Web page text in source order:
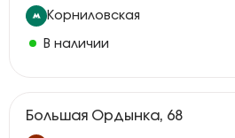
Корниловская
В наличии
Большая Ордынка, 68